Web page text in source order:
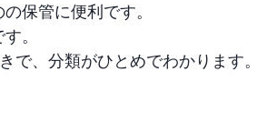
保管に便利です。
。
で、分類がひとめでわかります。